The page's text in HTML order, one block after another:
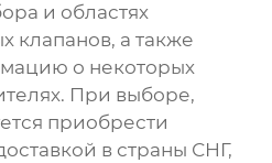
и областях
клапанов, а также
о некоторых
При выборе,
приобрести
в страны СНГ,